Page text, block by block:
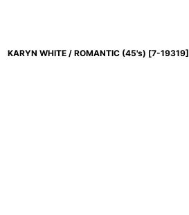
KARYN WHITE / ROMANTIC (45's) [7-19319]